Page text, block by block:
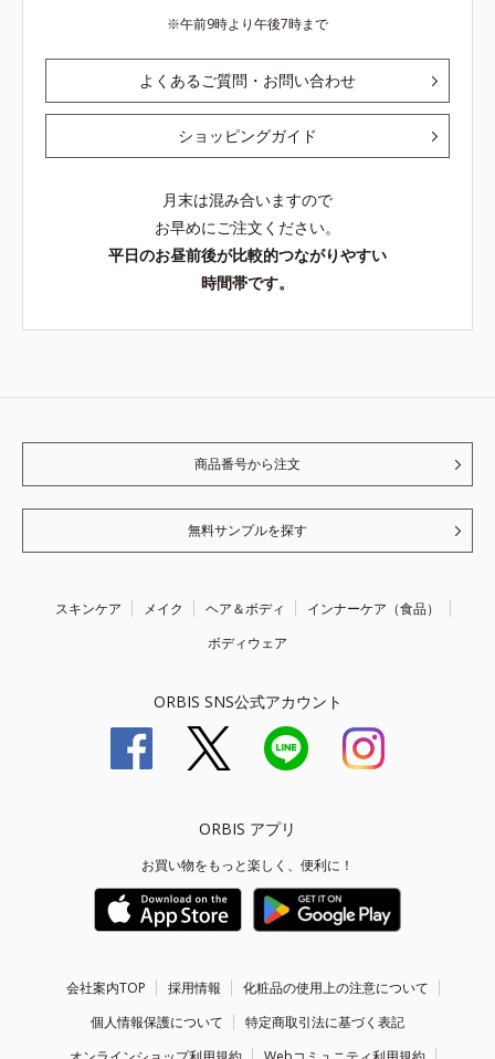
午前9時より午後7時まで
よくあるご質問・お問い合わせ
ショッピングガイド
月末は混み合いますので
お早めにご注文ください。
平日のお昼前後が比較的つながりやすい
時間帯です。
商品番号から注文
無料サンプルを探す
スキンケア メイク ヘア＆ボディ
インナーケア（食品）
ボディウェア
ORBIS SNS公式アカウント
ORBIS アプリ
お買い物をもっと楽しく、便利に！
会社案内TOP 採用情報
化粧品の使用上の注意について
個人情報保護について
特定商取引法に基づく表記